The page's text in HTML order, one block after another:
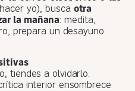
yo), busca otra
la mañana: medita,
prepara un desayuno
tiendes a olvidarlo.
interior ensombrece